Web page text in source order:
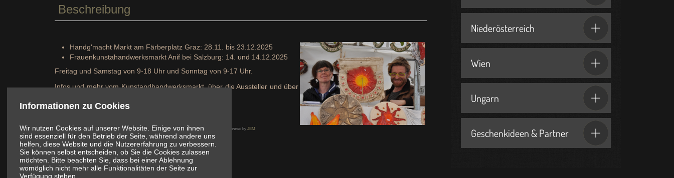
Informationen zu Cookies
Wir nutzen Cookies auf unserer Website. Einige von ihnen
sind essenziell für den Betrieb der Seite, während andere uns
helfen, diese Website und die Nutzererfahrung zu verbessern.
Sie können selbst entscheiden, ob Sie die Cookies zulassen
möchten. Bitte beachten Sie, dass bei einer Ablehnung
womöglich nicht mehr alle Funktionalitäten der Seite zur
Verfügung stehen.
Beschreibung
Handg'macht Markt am Färberplatz Graz: 28.11. bis 23.12.2025
Frauenkunstahandwerksmarkt Anif bei Salzburg: 14. und 14.12.2025
Freitag und Samstag von 9-18 Uhr und Sonntag von 9-17 Uhr.
Infos und mehr vom Kunstandhandwerksmarkt, über die Aussteller und über
Powered by JEM
Niederösterreich
Wien
Ungarn
Geschenkideen & Partner